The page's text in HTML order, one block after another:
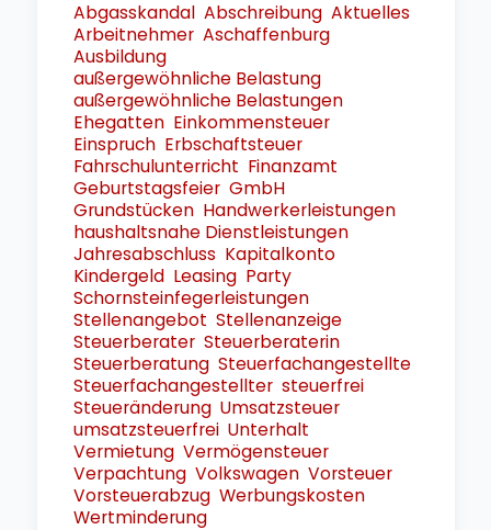
Abgasskandal Abschreibung Aktuelles
Arbeitnehmer Aschaffenburg
Ausbildung
außergewöhnliche Belastung
außergewöhnliche Belastungen
Ehegatten Einkommensteuer
Einspruch Erbschaftsteuer
Fahrschulunterricht Finanzamt
Geburtstagsfeier GmbH
Grundstücken Handwerkerleistungen
haushaltsnahe Dienstleistungen
Jahresabschluss Kapitalkonto
Kindergeld Leasing Party
Schornsteinfegerleistungen
Stellenangebot Stellenanzeige
Steuerberater Steuerberaterin
Steuerberatung Steuerfachangestellte
Steuerfachangestellter steuerfrei
Steueränderung Umsatzsteuer
umsatzsteuerfrei Unterhalt
Vermietung Vermögensteuer
Verpachtung Volkswagen Vorsteuer
Vorsteuerabzug Werbungskosten
Wertminderung